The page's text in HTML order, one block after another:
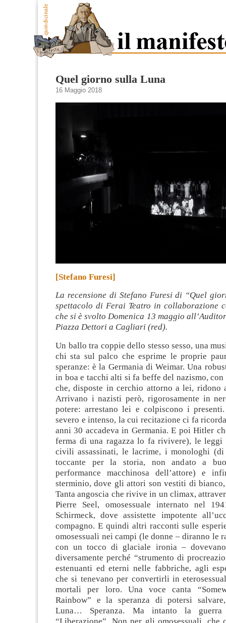
Quel giorno sulla Luna
16 Maggio 2018
[Stefano Furesi]
La recensione di Stefano Furesi di “Quel
spettacolo di Ferai Teatro in collaborazione
che si è svolto Domenica 13 maggio
Piazza Dettori a Cagliari (red).
Un ballo tra coppie dello stesso sesso, una
chi sta sul palco che esprime le proprie
speranze: è la Germania di Weimar. Una
in boa e tacchi alti si fa beffe del nazismo, con
che, disposte in cerchio attorno a lei, ridono
Arrivano i nazisti però, rigorosamente in
potere: arrestano lei e colpiscono i
severo e intenso, la cui recitazione ci fa
anni 30 accadeva in Germania. E poi Hitler
ferma di una ragazza lo fa rivivere), le
civili assassinati, le lacrime, i monologhi
toccante per la storia, non andato a
performance macchinosa dell’attore) e
sterminio, dove gli attori son vestiti di bianco,
Tanta angoscia che rivive in un climax,
Pierre Seel, omosessuale internato nel
Schirmeck, dove assistette impotente
compagno. E quindi altri racconti sulle
omosessuali nei campi (le donne – diranno le
con un tocco di glaciale ironia – dovevano
diversamente perché “strumento di
estenuanti ed eterni nelle fabbriche, agli
che si tenevano per convertirli in
mortali per loro. Una voce canta
Rainbow” e la speranza di potersi
Luna… Speranza. Ma intanto la
“Liberazione”. Non per gli omosessuali, che